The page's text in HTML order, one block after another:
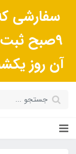
سفارشی
9صبح
آن روز